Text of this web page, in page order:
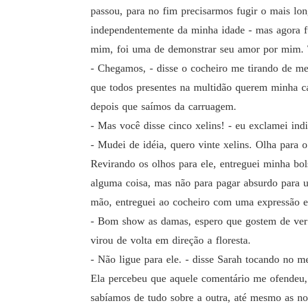
passou, para no fim precisarmos fugir o mais
independentemente da minha idade - mas
mim, foi uma de demonstrar seu amor por
- Chegamos, - disse o cocheiro me tirando de
que todos presentes na multidão querem minha
depois que saímos da carruagem.
- Mas você disse cinco xelins! - eu exclamei
- Mudei de idéia, quero vinte xelins. Olha para
Revirando os olhos para ele, entreguei minha
alguma coisa, mas não para pagar absurdo
mão, entreguei ao cocheiro com uma expressão
- Bom show as damas, espero que gostem de
virou de volta em direção a floresta.
- Não ligue para ele. - disse Sarah tocando no
Ela percebeu que aquele comentário me
sabíamos de tudo sobre a outra, até mesmo as